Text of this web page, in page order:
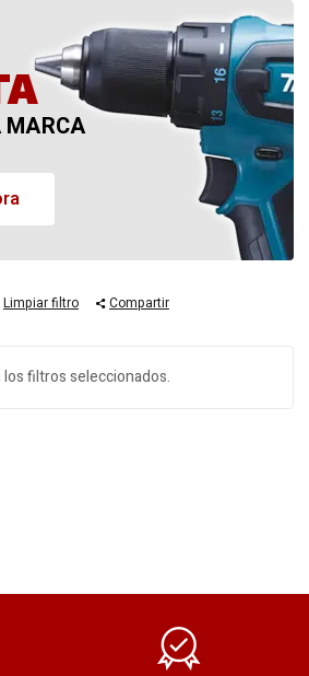
MARCA
Limpiar filtro Compartir
filtros seleccionados.